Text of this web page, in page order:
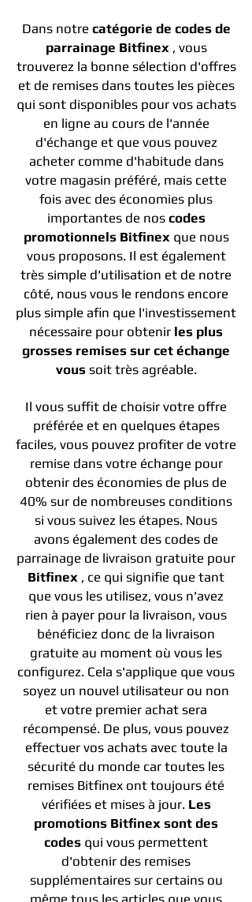
Dans notre catégorie de codes de
parrainage Bitfinex, vous
trouverez la bonne sélection d'offres
et de remises dans toutes les pièces
qui sont disponibles pour vos achats
en ligne au cours de l'année
d'échange et que vous pouvez
acheter comme d'habitude dans
votre magasin préféré, mais cette
fois avec des économies plus
importantes de nos codes
promotionnels Bitfinexque nous
vous proposons. Il est également
très simple d'utilisation et de notre
côté, nous vous le rendons encore
plus simple afin que l'investissement
nécessaire pour obtenir les plus
grosses remises sur cet échange
voussoit très agréable.
Il vous suffit de choisir votre offre
préférée et en quelques étapes
faciles, vous pouvez profiter de votre
remise dans votre échange pour
obtenir des économies de plus de
40% sur de nombreuses conditions
si vous suivez les étapes. Nous
avons également des codes de
parrainage de livraison gratuite pour
Bitfinex , ce qui signifie que tant
que vous les utilisez, vous n'avez
rien à payer pour la livraison, vous
bénéficiez donc de la livraison
gratuite au moment où vous les
configurez. Cela s'applique que vous
soyez un nouvel utilisateur ou non
et votre premier achat sera
récompensé. De plus, vous pouvez
effectuer vos achats avec toute la
sécurité du monde car toutes les
remises Bitfinex ont toujours été
vérifiées et mises à jour. Les
promotions Bitfinex sont des
codes qui vous permettent
d'obtenir des remises
supplémentaires sur certains ou
même tous les articles que vous